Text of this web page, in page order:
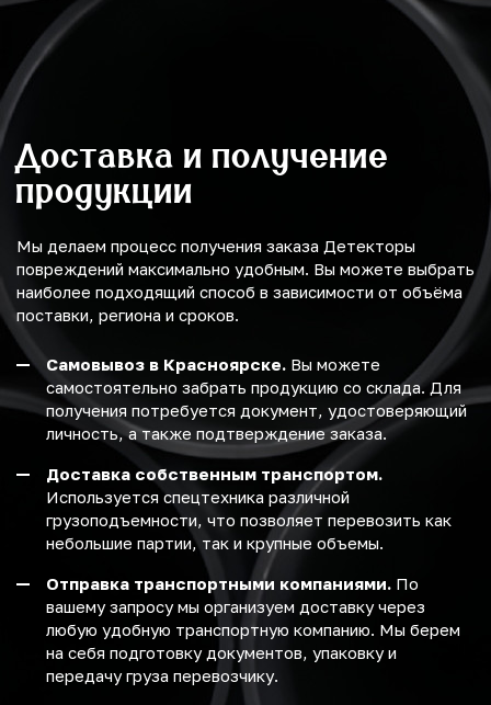
Доставка и получение
продукции
Мы делаем процесс получения заказа Детекторы
повреждений максимально удобным. Вы можете выбрать
наиболее подходящий способ в зависимости от объёма
поставки, региона и сроков.
Самовывоз в Красноярске. Вы можете
самостоятельно забрать продукцию со склада. Для
получения потребуется документ, удостоверяющий
личность, а также подтверждение заказа.
Доставка собственным транспортом.
Используется спецтехника различной
грузоподъемности, что позволяет перевозить как
небольшие партии, так и крупные объемы.
Отправка транспортными компаниями. По
вашему запросу мы организуем доставку через
любую удобную транспортную компанию. Мы берем
на себя подготовку документов, упаковку и
передачу груза перевозчику.